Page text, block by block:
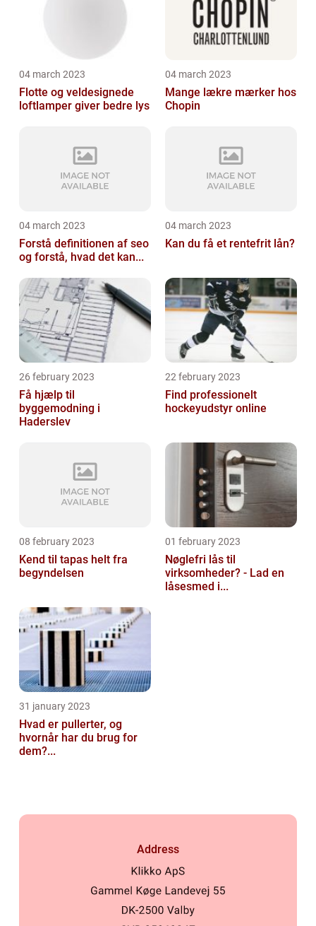
04 march 2023
Flotte og veldesignede
loftlamper giver bedre lys
04 march 2023
Mange lækre mærker hos
Chopin
04 march 2023
Forstå definitionen af seo
og forstå, hvad det kan...
04 march 2023
Kan du få et rentefrit lån?
26 february 2023
Få hjælp til
byggemodning i
Haderslev
22 february 2023
Find professionelt
hockeyudstyr online
08 february 2023
Kend til tapas helt fra
begyndelsen
01 february 2023
Nøglefri lås til
virksomheder? - Lad en
låsesmed i...
31 january 2023
Hvad er pullerter, og
hvornår har du brug for
dem?...
Address